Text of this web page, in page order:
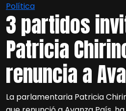
Política
3 partidos
Patricia
renuncia a
La parlamentaria Patricia